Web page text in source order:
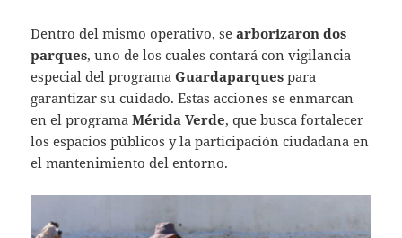
Dentro del mismo operativo, searborizaron dos
parques, uno de los cuales contará con vigilancia
especial del programaGuardaparques para
garantizar su cuidado. Estas acciones se enmarcan
en el programaMérida Verde, que busca fortalecer
los espacios públicos y la participación ciudadana en
el mantenimiento del entorno.